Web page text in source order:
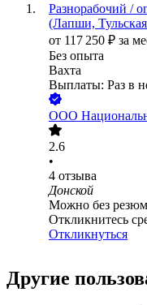
Разнорабочий /
(Лапши,
от 117 250 ₽ за
Без опыта
Вахта
Выплаты: Раз в
ООО
2.6
•
4 отзыва
Донской
Можно без
Откликнитесь
Откликнуться
Другие